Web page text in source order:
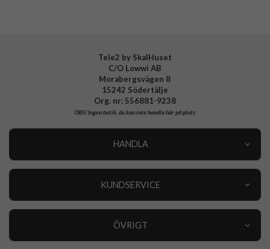
Tele2 by SkalHuset
C/O Lowwi AB
Morabergsvägen 8
15242 Södertälje
Org. nr: 556881-9238
OBS!Ingen butik, du kan inte handla här på plats
HANDLA
KUNDSERVICE
ÖVRIGT